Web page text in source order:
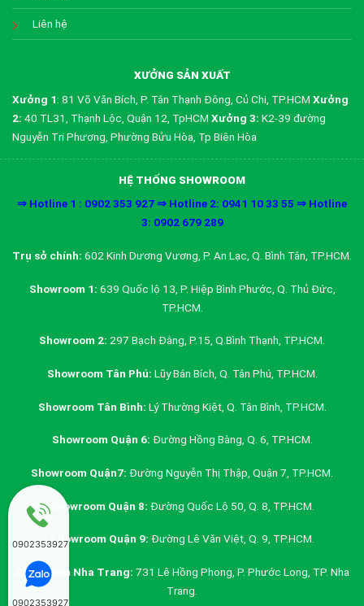
Liên hệ
XƯỞNG SẢN XUẤT
Xưởng 1: 81 Võ Văn Bích, P. Tân Thạnh Đông, Củ Chi, TP.HCM Xưởng
2: 40 TL31, Thạnh Lộc, Quận 12, TpHCM Xưởng 3: K2-39 đường
Nguyễn Tri Phương, Phường Bửu Hòa, Tp Biên Hòa
HỆ THỐNG SHOWROOM
⇒ Hotline 1 : 0902 353 927 ⇒ Hotline 2: 0941 10 33 55 ⇒ Hotline
3: 0902 679 289
Trụ sở chính: 602 Kinh Dương Vương, P. An Lạc, Q. Bình Tân, TP.HCM.
Showroom 1: 639 Quốc lộ 13, P. Hiệp Bình Phước, Q. Thủ Đức,
TP.HCM.
Showroom 2: 297 Bạch Đằng, P.15, Q.Bình Thạnh, TP.HCM.
Showroom Tân Phú: Lũy Bán Bích, Q. Tân Phú, TP.HCM.
Showroom Tân Bình: Lý Thường Kiệt, Q. Tân Bình, TP.HCM.
Showroom Quận 6: Đường Hồng Bàng, Q. 6, TP.HCM.
Showroom Quận7: Đường Nguyễn Thị Thập, Quận 7, TP.HCM.
Showroom Quận 8: Đường Quốc Lộ 50, Q. 8, TP.HCM.
Showroom Quận 9: Đường Lê Văn Việt, Q. 9, TP.HCM.
Showroom Nha Trang: 731 Lê Hồng Phong, P. Phước Long, TP. Nha
Trang.
0902353927
0902353927